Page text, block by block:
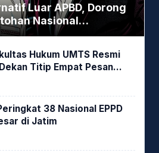
Luar APBD, Dorong
Nasional
Hukum UMTS Resmi
Titip Empat Pesan
38 Nasional EPPD
di Jatim